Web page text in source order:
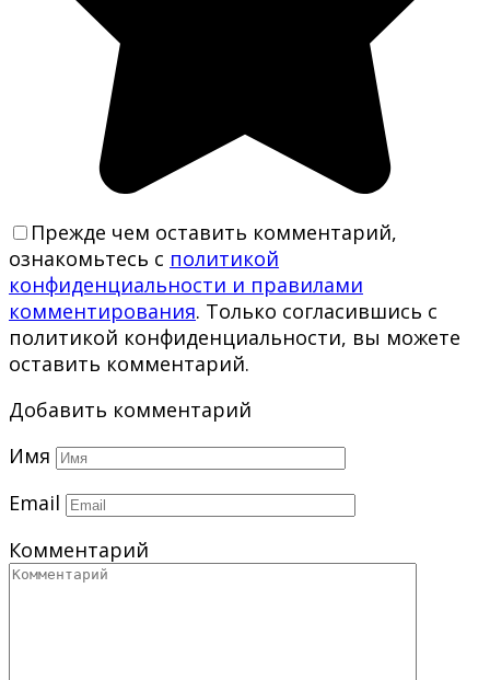
Прежде чем оставить комментарий,
ознакомьтесь с политикой
конфиденциальности и правилами
комментирования. Только согласившись с
политикой конфиденциальности, вы можете
оставить комментарий.
Добавить комментарий
Имя
Email
Комментарий